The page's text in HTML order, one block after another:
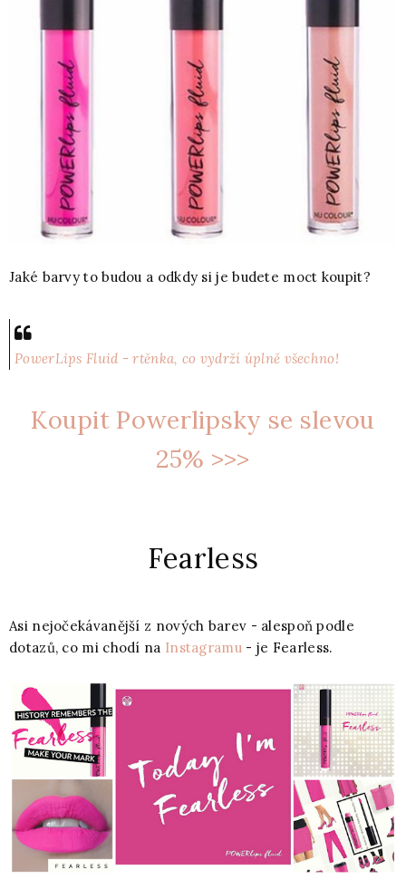
Jaké barvy to budou a odkdy si je budete moct koupit?
PowerLips Fluid - rtěnka, co vydrží úplně všechno!
Koupit Powerlipsky se slevou
25% >>>
Fearless
Asi nejočekávanější z nových barev - alespoň podle
dotazů, co mi chodí na Instagramu- je Fearless.